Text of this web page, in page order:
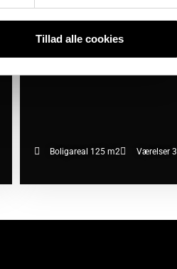
Tillad alle cookies
Boligareal 125 m2 Værelser 3